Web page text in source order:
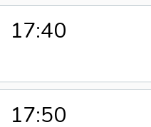
17:40
17:50